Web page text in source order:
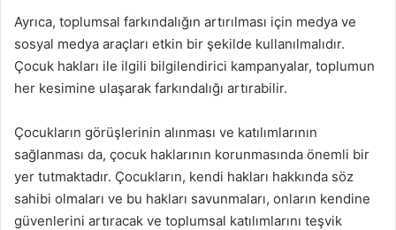
Ayrıca, toplumsal farkındalığın artırılması için medya ve
sosyal medya araçları etkin bir şekilde kullanılmalıdır.
Çocuk hakları ile ilgili bilgilendirici kampanyalar, toplumun
her kesimine ulaşarak farkındalığı artırabilir.
Çocukların görüşlerinin alınması ve katılımlarının
sağlanması da, çocuk haklarının korunmasında önemli bir
yer tutmaktadır. Çocukların, kendi hakları hakkında söz
sahibi olmaları ve bu hakları savunmaları, onların kendine
güvenlerini artıracak ve toplumsal katılımlarını teşvik